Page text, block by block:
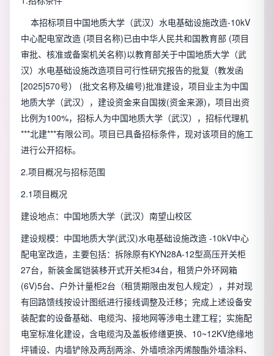
本招标项目中国地质大学（武汉）水电基础设施改造-10kV
中心配电室改造 (项目名称)已由中华人民共和国教育部 (项目
审批、核准或备案机关名称)以教育部关于中国地质大学（武
汉）水电基础设施改造项目可行性研究报告的批复（教发函
[2025]570号） (批文名称及编号)批准建设，项目业主为中国
地质大学（武汉），建设资金来自国拨(资金来源)，项目出资
比例为100%，招标人为中国地质大学（武汉），招标代理机
***北建***有限公司。项目已具备招标条件，现对该项目的施工
进行公开招标。
2.项目概况与招标范围
2.1项目概况
建设地点：中国地质大学（武汉）南望山校区
建设规模：中国地质大学(武汉)水电基础设施改造 -10kV中心
配电室改造，主要包括：拆除原有KYN28A-12型高压开关柜
27台，新装金属铠装移开式开关柜34台，租赁户外环网箱
(6V)5台、户外计量柜2台（租赁期限由发包人规定），并对现
有回路馈线按设计图纸进行接线调整及迁移；完成上述设备安
装配套的设备基础、电缆沟、接地网等涉电土建工程；实施配
电室标准化建设，含电缆沟及盖板修缮更换、10~12KV绝缘地
坪铺设、内墙铲除及两刮两涂、外墙喷涂丙烯酸酯外墙涂料、